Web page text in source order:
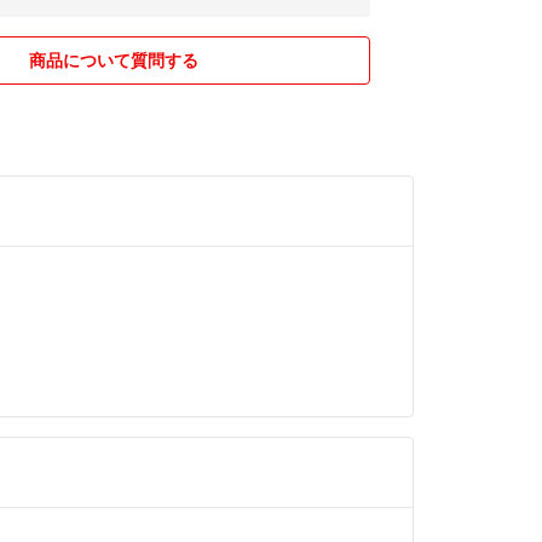
評価前にメッセージお願いいたします。
て頂きますので何卒よろしくお願いいたします<(_
商品について質問する